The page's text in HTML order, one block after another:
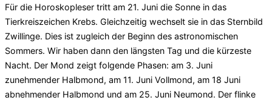
Für die Horoskopleser tritt am 21. Juni die Sonne in das
Tierkreiszeichen Krebs. Gleichzeitig wechselt sie in das Sternbild
Zwillinge. Dies ist zugleich der Beginn des astronomischen
Sommers. Wir haben dann den längsten Tag und die kürzeste
Nacht. Der Mond zeigt folgende Phasen: am 3. Juni
zunehmender Halbmond, am 11. Juni Vollmond, am 18 Juni
abnehmender Halbmond und am 25. Juni Neumond. Der flinke